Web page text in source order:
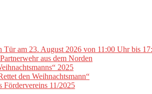
Tür am 23. August 2026 von 11:00 Uhr bis
aus dem Norden
2025
den Weihnachtsmann“
Fördervereins 11/2025